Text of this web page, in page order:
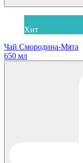
Хит
Чай Смородина-Мята
650 мл